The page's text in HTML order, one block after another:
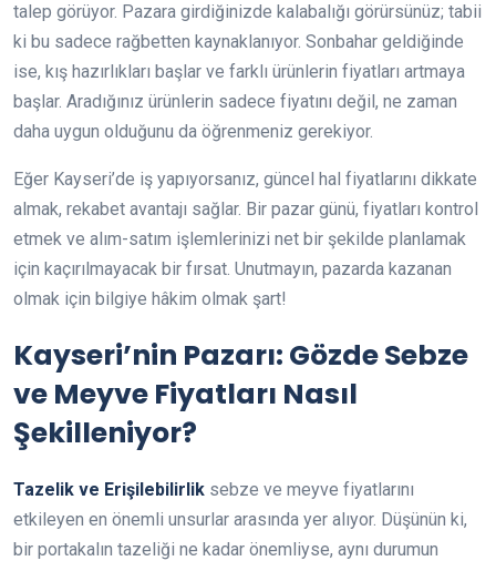
talep görüyor. Pazara girdiğinizde kalabalığı görürsünüz; tabii
ki bu sadece rağbetten kaynaklanıyor. Sonbahar geldiğinde
ise, kış hazırlıkları başlar ve farklı ürünlerin fiyatları artmaya
başlar. Aradığınız ürünlerin sadece fiyatını değil, ne zaman
daha uygun olduğunu da öğrenmeniz gerekiyor.
Eğer Kayseri’de iş yapıyorsanız, güncel hal fiyatlarını dikkate
almak, rekabet avantajı sağlar. Bir pazar günü, fiyatları kontrol
etmek ve alım-satım işlemlerinizi net bir şekilde planlamak
için kaçırılmayacak bir fırsat. Unutmayın, pazarda kazanan
olmak için bilgiye hâkim olmak şart!
Kayseri’nin Pazarı: Gözde Sebze
ve Meyve Fiyatları Nasıl
Şekilleniyor?
Tazelik ve Erişilebilirlik sebze ve meyve fiyatlarını
etkileyen en önemli unsurlar arasında yer alıyor. Düşünün ki,
bir portakalın tazeliği ne kadar önemliyse, aynı durumun